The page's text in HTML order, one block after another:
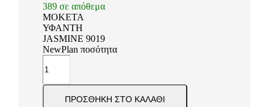
389 σε απόθεμα
ΜΟΚΕΤΑ
ΥΦΑΝΤΗ
JASMINE 9019
NewPlan ποσότητα
ΠΡΟΣΘΉΚΗ ΣΤΟ ΚΑΛΆΘΙ